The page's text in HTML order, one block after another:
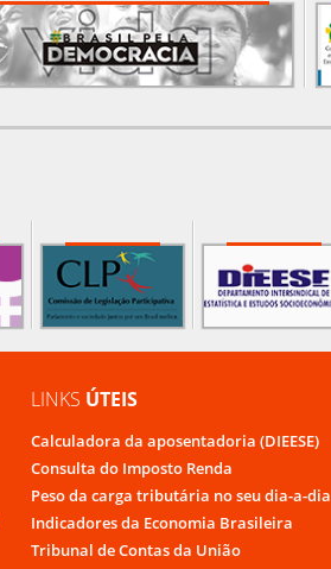
LINKS ÚTEIS
Calculadora da aposentadoria (DIEESE)
Consulta do Imposto Renda
Peso da carga tributária no seu dia-a-dia
Indicadores da Economia Brasileira
Tribunal de Contas da União